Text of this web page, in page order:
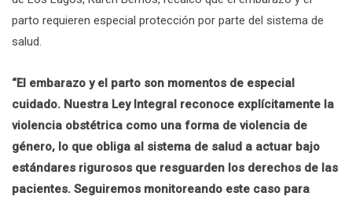
parto requieren especial protección por parte del sistema de
salud.
“El embarazo y el parto son momentos de especial
cuidado. Nuestra Ley Integral reconoce explícitamente la
violencia obstétrica como una forma de violencia de
género, lo que obliga al sistema de salud a actuar bajo
estándares rigurosos que resguarden los derechos de las
pacientes. Seguiremos monitoreando este caso para